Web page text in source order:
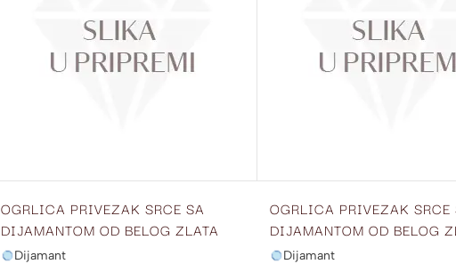
OGRLICA PRIVEZAK SRCE SA
DIJAMANTOM OD BELOG ZLATA
OPSDDV10-01
Dijamant
OGRLICA PRIVEZAK SRCE
DIJAMANTOM OD BELOG
OPSODM12-01
Dijamant